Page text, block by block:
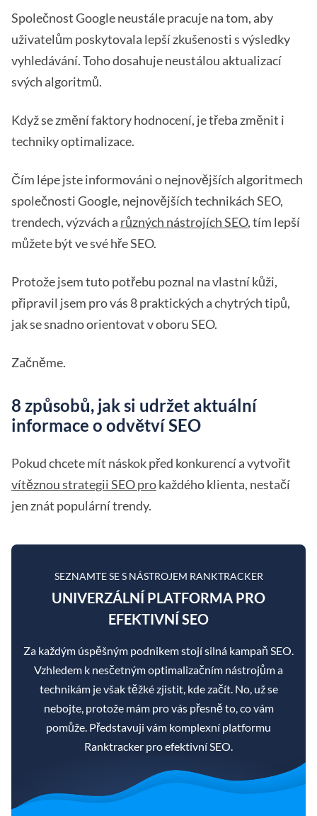
Společnost Google neustále pracuje na tom, aby
uživatelům poskytovala lepší zkušenosti s výsledky
vyhledávání. Toho dosahuje neustálou aktualizací
svých algoritmů.
Když se změní faktory hodnocení, je třeba změnit i
techniky optimalizace.
Čím lépe jste informováni o nejnovějších algoritmech
společnosti Google, nejnovějších technikách SEO,
trendech, výzvách a různých nástrojích SEO, tím lepší
můžete být ve své hře SEO.
Protože jsem tuto potřebu poznal na vlastní kůži,
připravil jsem pro vás 8 praktických a chytrých tipů,
jak se snadno orientovat v oboru SEO.
Začněme.
8 způsobů, jak si udržet aktuální
informace o odvětví SEO
Pokud chcete mít náskok před konkurencí a vytvořit
vítěznou strategii SEO prokaždého klienta, nestačí
jen znát populární trendy.
SEZNAMTE SE S NÁSTROJEM RANKTRACKER
UNIVERZÁLNÍ PLATFORMA PRO
EFEKTIVNÍ SEO
Za každým úspěšným podnikem stojí silná kampaň SEO.
Vzhledem k nesčetným optimalizačním nástrojům a
technikám je však těžké zjistit, kde začít. No, už se
nebojte, protože mám pro vás přesně to, co vám
pomůže. Představuji vám komplexní platformu
Ranktracker pro efektivní SEO.